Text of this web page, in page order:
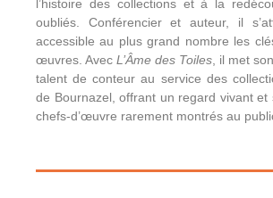
l’histoire des collections et à la
oubliés. Conférencier et auteur, il
accessible au plus grand nombre les
œuvres. Avec L’Âme des Toiles , il met
talent de conteur au service des
de Bournazel, offrant un regard vivant et
chefs-d’œuvre rarement montrés au